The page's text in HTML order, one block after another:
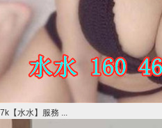
7k【水水】服務 ...